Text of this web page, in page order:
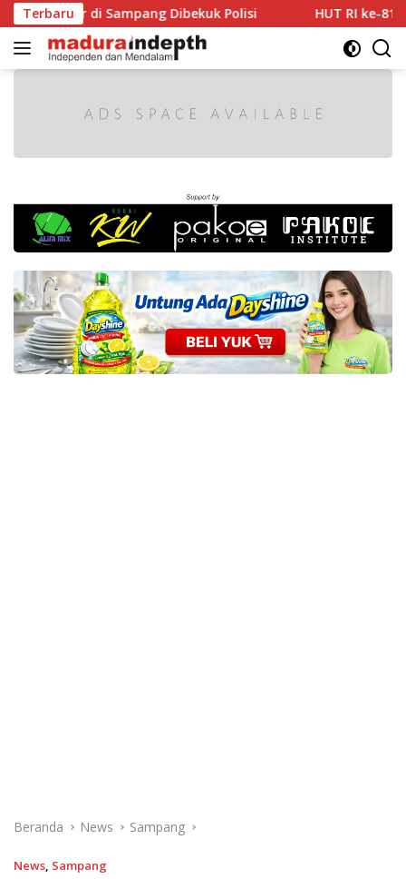
Langsung
ke
konten
Terbaru
di Sampang Dibekuk Polisi HUT RI ke-81 Makin
Beranda News Sampang
News, Sampang